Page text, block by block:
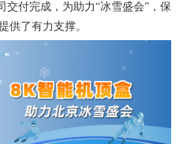
交付完成，为助力“冰雪盛会”，保
供了有力支撑。